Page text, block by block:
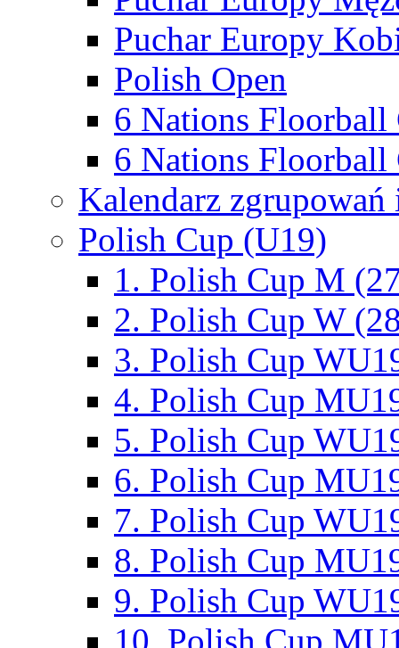
Puchar Europy
Polish Open
6 Nations Floorball
6 Nations Floorball
Kalendarz
Polish Cup (U19)
1. Polish Cup M
2. Polish Cup W
3. Polish Cup
4. Polish Cup
5. Polish Cup
6. Polish Cup
7. Polish Cup
8. Polish Cup
9. Polish Cup
10. Polish Cup